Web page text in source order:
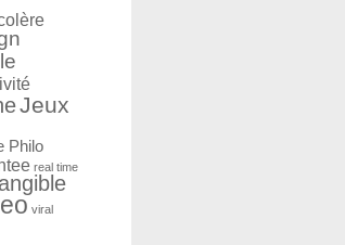
Jeux
Philo
real time
viral